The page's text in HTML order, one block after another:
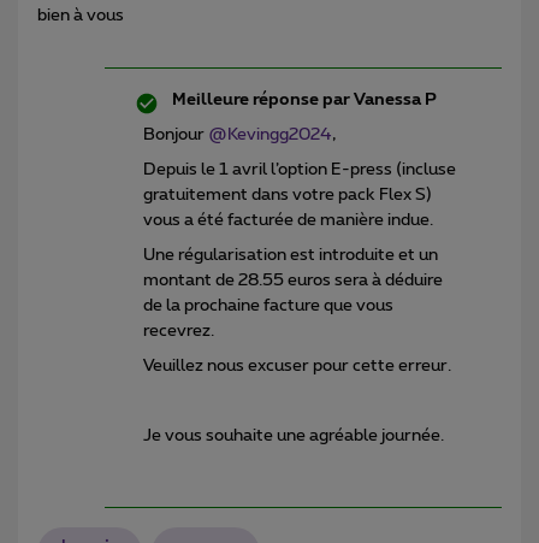
bien à vous
Meilleure réponse par Vanessa P
Bonjour @Kevingg2024,
Depuis le 1 avril l’option E-press (incluse
gratuitement dans votre pack Flex S)
vous a été facturée de manière indue.
Une régularisation est introduite et un
montant de 28.55 euros sera à déduire
de la prochaine facture que vous
recevrez.
Veuillez nous excuser pour cette erreur.
Je vous souhaite une agréable journée.